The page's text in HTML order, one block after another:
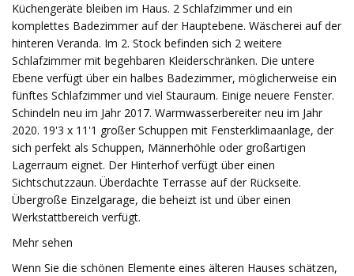
Küchengeräte bleiben im Haus. 2 Schlafzimmer und ein
komplettes Badezimmer auf der Hauptebene. Wäscherei auf der
hinteren Veranda. Im 2. Stock befinden sich 2 weitere
Schlafzimmer mit begehbaren Kleiderschränken. Die untere
Ebene verfügt über ein halbes Badezimmer, möglicherweise ein
fünftes Schlafzimmer und viel Stauraum. Einige neuere Fenster.
Schindeln neu im Jahr 2017. Warmwasserbereiter neu im Jahr
2020. 19'3 x 11'1 großer Schuppen mit Fensterklimaanlage, der
sich perfekt als Schuppen, Männerhöhle oder großartigen
Lagerraum eignet. Der Hinterhof verfügt über einen
Sichtschutzzaun. Überdachte Terrasse auf der Rückseite.
Übergroße Einzelgarage, die beheizt ist und über einen
Werkstattbereich verfügt.
Mehr sehen
Wenn Sie die schönen Elemente eines älteren Hauses schätzen,